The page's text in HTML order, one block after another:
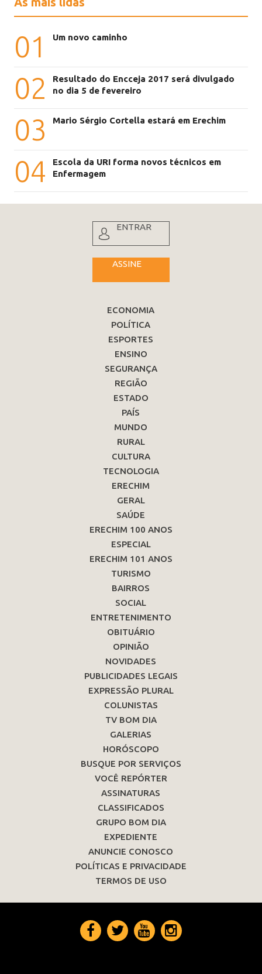
01 Um novo caminho
02
Resultado do Encceja 2017 será divulgado
no dia 5 de fevereiro
03 Mario Sérgio Cortella estará em Erechim
04
Escola da URI forma novos técnicos em
Enfermagem
ENTRAR
ASSINE
ECONOMIA
POLÍTICA
ESPORTES
ENSINO
SEGURANÇA
REGIÃO
ESTADO
PAÍS
MUNDO
RURAL
CULTURA
TECNOLOGIA
ERECHIM
GERAL
SAÚDE
ERECHIM 100 ANOS
ESPECIAL
ERECHIM 101 ANOS
TURISMO
BAIRROS
SOCIAL
ENTRETENIMENTO
OBITUÁRIO
OPINIÃO
NOVIDADES
PUBLICIDADES LEGAIS
EXPRESSÃO PLURAL
COLUNISTAS
TV BOM DIA
GALERIAS
HORÓSCOPO
BUSQUE POR SERVIÇOS
VOCÊ REPÓRTER
ASSINATURAS
CLASSIFICADOS
GRUPO BOM DIA
EXPEDIENTE
ANUNCIE CONOSCO
POLÍTICAS E PRIVACIDADE
TERMOS DE USO